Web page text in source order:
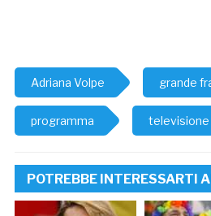
Adriana Volpe grande
programma televisione
POTREBBE INTERESSARTI